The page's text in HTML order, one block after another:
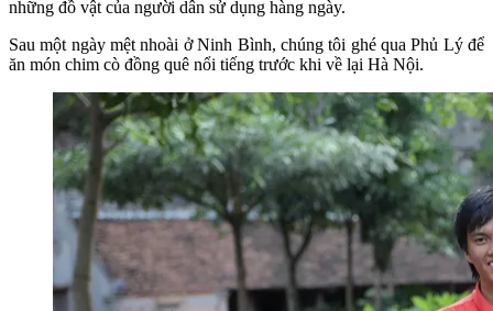
những đồ vật của người dân sử dụng hàng ngày.
Sau một ngày mệt nhoài ở Ninh Bình, chúng tôi ghé qua Phủ Lý để
ăn món chim cò đồng quê nổi tiếng trước khi về lại Hà Nội.